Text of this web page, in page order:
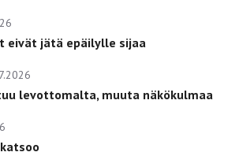
eivät jätä epäilylle sijaa
levottomalta, muuta näkökulmaa